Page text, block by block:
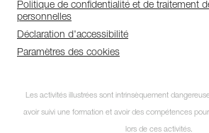
Politique de confidentialité et de traitement
personnelles
Déclaration d'accessibilité
Paramètres des cookies
Les activités illustrées sont intrinsèquement
avoir suivi une formation et avoir des compétences
lors de ces activités.